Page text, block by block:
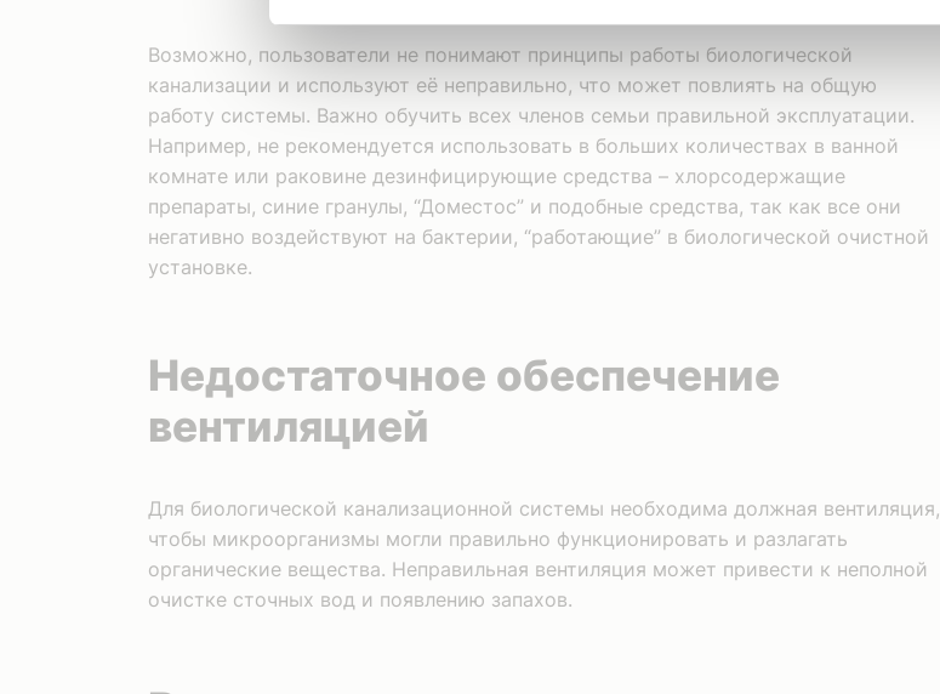
Возможно, пользователи не понимают принципы работы биологической
канализации и используют её неправильно, что может повлиять на общую
работу системы. Важно обучить всех членов семьи правильной эксплуатации.
Например, не рекомендуется использовать в больших количествах в ванной
комнате или раковине дезинфицирующие средства – хлорсодержащие
препараты, синие гранулы, “Доместос” и подобные средства, так как все они
негативно воздействуют на бактерии, “работающие” в биологической очистной
установке.
Недостаточное обеспечение
вентиляцией
Для биологической канализационной системы необходима должная вентиляция,
чтобы микроорганизмы могли правильно функционировать и разлагать
органические вещества. Неправильная вентиляция может привести к неполной
очистке сточных вод и появлению запахов.